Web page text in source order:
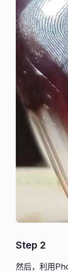
Step 2
然后，利用